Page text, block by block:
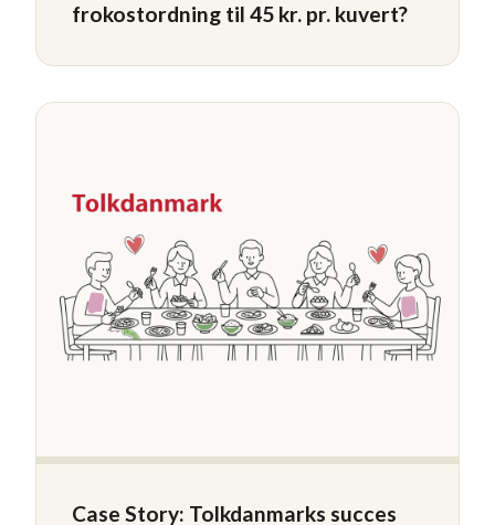
frokostordning til 45 kr. pr. kuvert?
Case Story: Tolkdanmarks succes